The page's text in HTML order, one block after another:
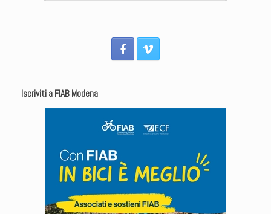
Iscriviti a FIAB Modena